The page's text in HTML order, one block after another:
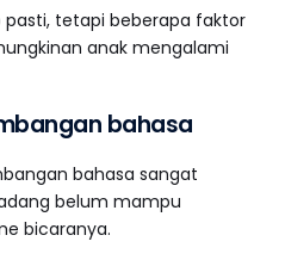
pasti, tetapi beberapa faktor
anak mengalami
bahasa
bahasa sangat
belum mampu
bicaranya.